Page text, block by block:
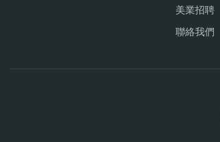
美業招聘
聯絡我們